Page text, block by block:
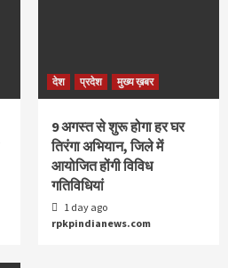
देश प्रदेश मुख्य ख़बर
9 अगस्‍त से शुरू होगा हर घर
तिरंगा अभियान, जिले में
आयोजित होंगी विविध
गतिविधियां
1 day ago
rpkpindianews.com